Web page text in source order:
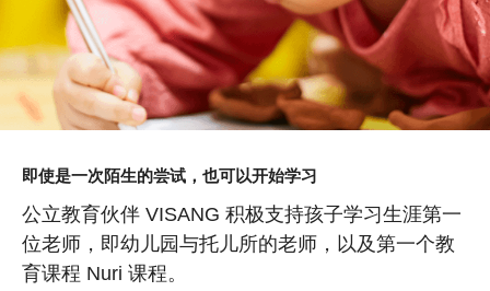
即使是一次陌生的尝试，也可以开始学习
公立教育伙伴 VISANG 积极支持孩子学习生涯第一
位老师，即幼儿园与托儿所的老师，以及第一个教
育课程 Nuri 课程。